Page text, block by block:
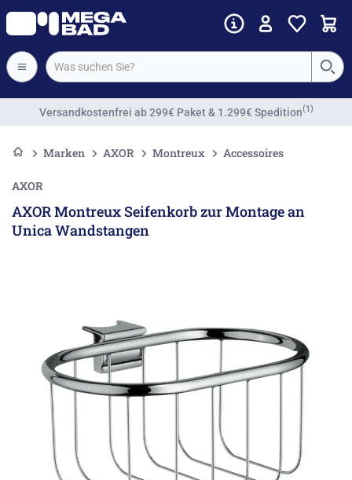
Vorkassenrabatt
Marken AXOR Montreux Accessoires
AXOR
AXOR Montreux Seifenkorb zur Montage an
Unica Wandstangen